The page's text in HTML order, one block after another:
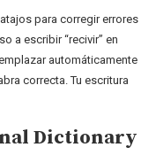
para corregir errores
a escribir “recivir” en
automáticamente
correcta. Tu escritura
Dictionary